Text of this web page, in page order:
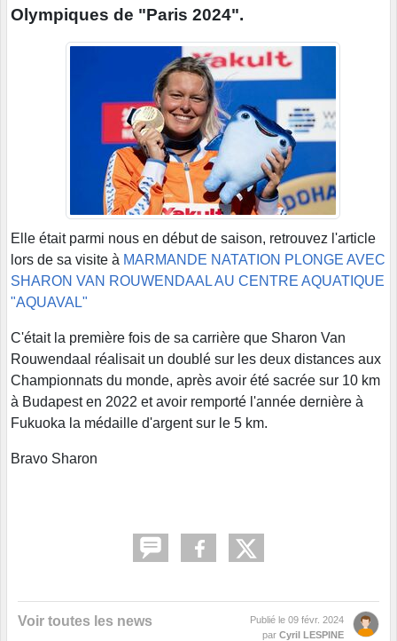
Olympiques de "Paris 2024".
Elle était parmi nous en début de saison, retrouvez l'article
lors de sa visite à MARMANDE NATATION PLONGE AVEC
SHARON VAN ROUWENDAAL AU CENTRE AQUATIQUE
"AQUAVAL"
C'était la première fois de sa carrière que Sharon Van
Rouwendaal réalisait un doublé sur les deux distances aux
Championnats du monde, après avoir été sacrée sur 10 km
à Budapest en 2022 et avoir remporté l'année dernière à
Fukuoka la médaille d'argent sur le 5 km.
Bravo Sharon
Voir toutes les news Publié le 09 févr. 2024
par Cyril LESPINE